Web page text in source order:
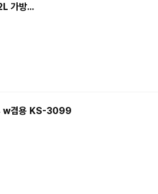
가방...
w겸용 KS-3099